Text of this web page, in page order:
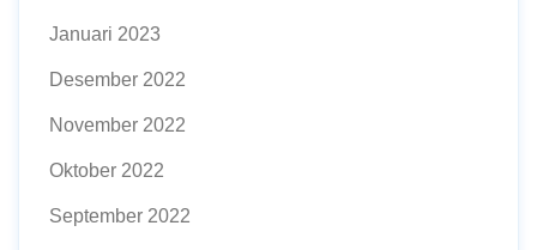
Januari 2023
Desember 2022
November 2022
Oktober 2022
September 2022